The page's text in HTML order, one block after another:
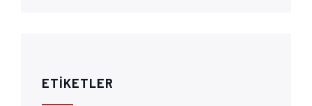
ETIKETLER